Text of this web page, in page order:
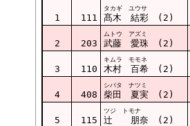
1 111
タカギ ユウサ
髙木 結彩 (2)
2 203
ムトウ アズミ
武藤 愛珠 (2)
3 110
キムラ モモネ
木村 百希 (2)
4 408
シバタ ナツミ
柴田 夏実 (2)
5 115
ツジ トモナ
辻󠄀 朋奈 (2)